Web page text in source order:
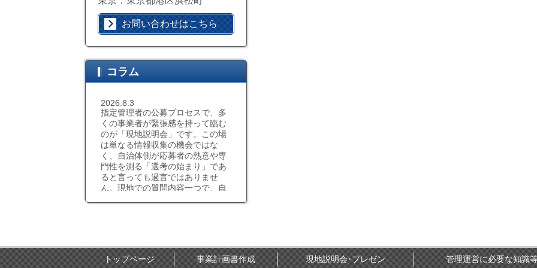
お問い合わせはこちら
コラム
2026.8.3
指定管理者の公募プロセスで、多
くの事業者が緊張感を持って臨む
のが「現地説明会」です。この場
は単なる情報収集の機会ではな
く、自治体側が応募者の熱意や専
門性を測る「選考の始まり」であ
ると言っても過言ではありませ
ん。現地での質問内容一つで、自
ます。人口が多い地域の施設など
では、参加者が多い場所では他社
トップページ 事業計画書作成 現地説明会･プレゼン 管理運営に必要な知識